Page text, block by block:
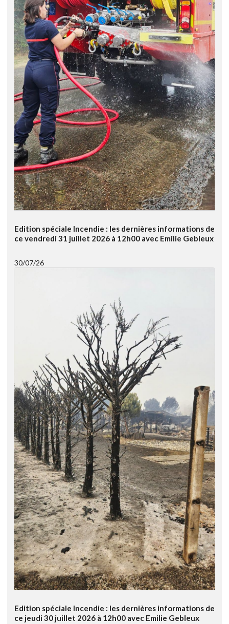
Edition spéciale Incendie : les dernières informations de
ce vendredi 31 juillet 2026 à 12h00 avec Emilie Gebleux
30/07/26
Edition spéciale Incendie : les dernières informations de
ce jeudi 30 juillet 2026 à 12h00 avec Emilie Gebleux